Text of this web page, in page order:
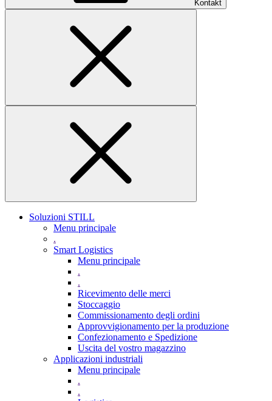
Kontakt
Soluzioni STILL
Menu principale
.
Smart Logistics
Menu principale
.
.
Ricevimento delle merci
Stoccaggio
Commissionamento degli ordini
Approvvigionamento per la produzione
Confezionamento e Spedizione
Uscita del vostro magazzino
Applicazioni industriali
Menu principale
.
.